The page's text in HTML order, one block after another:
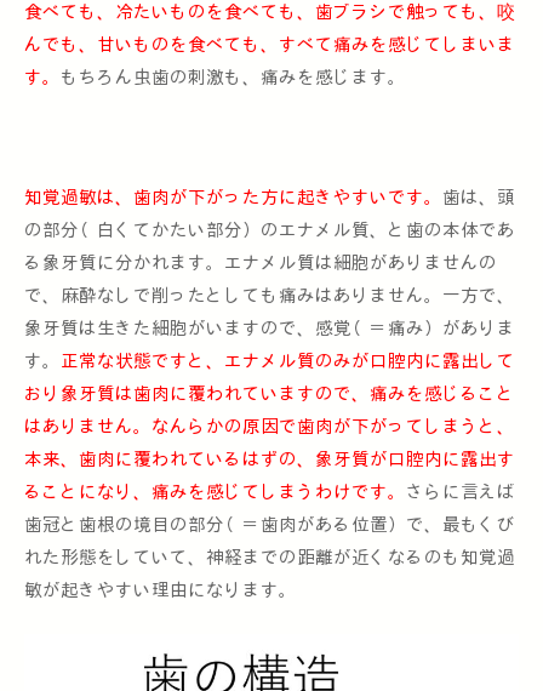
食べても、冷たいものを食べても、歯ブラシで触っても、咬
んでも、甘いものを食べても、すべて痛みを感じてしまいま
す。 もちろん虫歯の刺激も、痛みを感じます。
知覚過敏は、歯肉が下がった方に起きやすいです。 歯は、頭
の部分（白くてかたい部分）のエナメル質、と歯の本体であ
る象牙質に分かれます。エナメル質は細胞がありませんの
で、麻酔なしで削ったとしても痛みはありません。一方で、
象牙質は生きた細胞がいますので、感覚（＝痛み）がありま
す。 正常な状態ですと、エナメル質のみが口腔内に露出して
おり象牙質は歯肉に覆われていますので、痛みを感じること
はありません。なんらかの原因で歯肉が下がってしまうと、
本来、歯肉に覆われているはずの、象牙質が口腔内に露出す
ることになり、痛みを感じてしまうわけです。 さらに言えば
歯冠と歯根の境目の部分（＝歯肉がある位置）で、最もくび
れた形態をしていて、神経までの距離が近くなるのも知覚過
敏が起きやすい理由になります。